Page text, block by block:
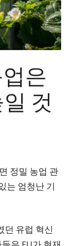
은
것
정밀 농업 관
는 엄청난 기
던 유럽 혁신